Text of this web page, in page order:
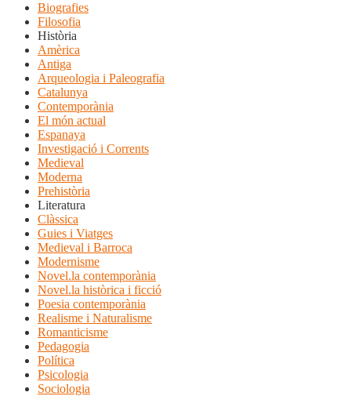
Biografies
Filosofia
Història
Amèrica
Antiga
Arqueologia i Paleografia
Catalunya
Contemporània
El món actual
Espanaya
Investigació i Corrents
Medieval
Moderna
Prehistòria
Literatura
Clàssica
Guies i Viatges
Medieval i Barroca
Modernisme
Novel.la contemporània
Novel.la històrica i ficció
Poesia contemporània
Realisme i Naturalisme
Romanticisme
Pedagogia
Política
Psicologia
Sociologia